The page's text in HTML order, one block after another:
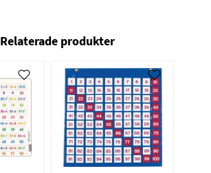
Relaterade produkter